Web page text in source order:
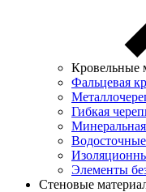
Кровельные
Фальцевая
Гибкая
Элементы
Стеновые